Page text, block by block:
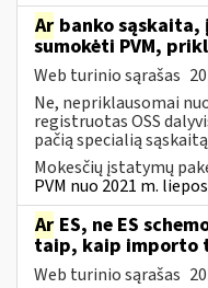
Ar banko sąskaita,
sumokėti PVM,
Web turinio sąrašas
Ne, nepriklausomai
registruotas OSS
pačią specialią
Mokesčių įstatymų
PVM nuo 2021 m.
Ar ES, ne ES
taip, kaip importo
Web turinio sąrašas